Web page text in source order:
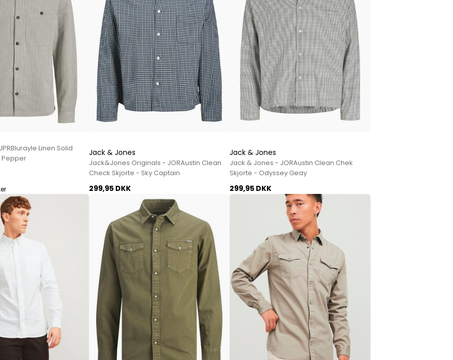
Sebago
Selected
Blazere fra Selected
Bukser fra Selected
Overshirts fra Selected
Poloer
Shorts fra Selected
Skjorter fra Selected
Sko fra Selected
Vis alle
Timberland
Hoodies fra Tommy Hilfiger
Jeans fra Tommy Hilfiger
Poloer fra Tommy Hilfiger
Skjorter fra Tommy Hilfiger
Strik fra Tommy Hilfiger
Sweatshirts fra Tommy Hilfiger
T-shirts fra Tommy Hilfiger
Ubr
Woodbird
Accessories fra Woodbird til herre
Jeans fra Woodbird
Shorts fra Woodbird
Linen Solid
Pepper
Jack & Jones
Jack&Jones Originals - JORAustin Clean
Check Skjorte - Sky Captain
299,95 DKK
Jack & Jones
Jack & Jones - JORAustin Clean Chek
Skjorte - Odyssey Geay
299,95 DKK